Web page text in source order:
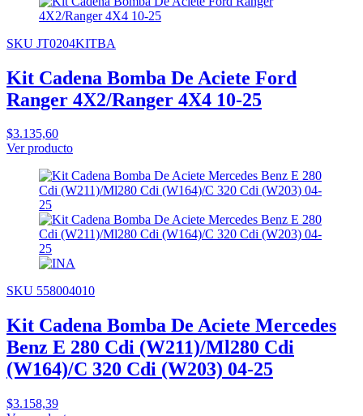
SKU JT0204KITBA
Kit Cadena Bomba De Aciete Ford
Ranger 4X2/Ranger 4X4 10-25
$3.135,60
Ver producto
SKU 558004010
Kit Cadena Bomba De Aciete Mercedes
Benz E 280 Cdi (W211)/Ml280 Cdi
(W164)/C 320 Cdi (W203) 04-25
$3.158,39